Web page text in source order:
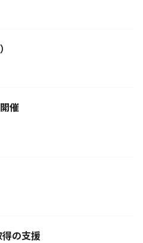
催
の支援